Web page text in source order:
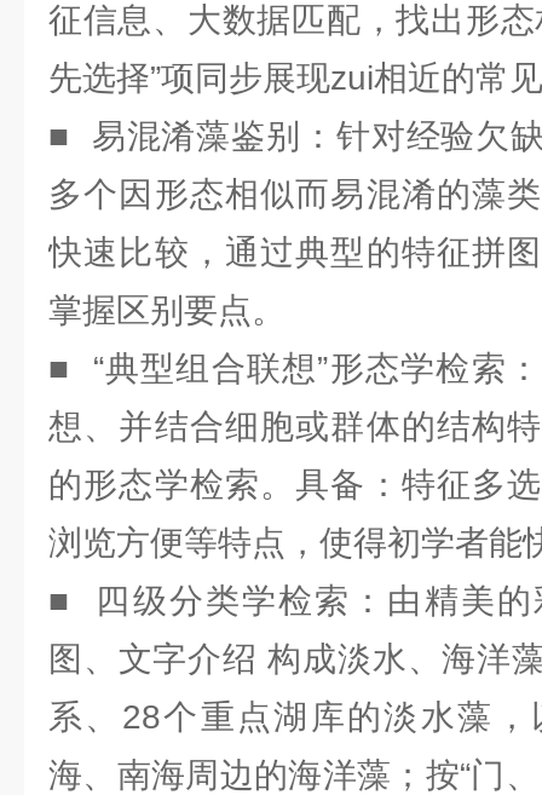
征信息、大数据匹配，找出形
先选择”项同步展现zui相近的常
■ 易混淆藻鉴别：针对经验欠
多个因形态相似而易混淆的藻
快速比较，通过典型的特征拼
掌握区别要点。
■ “典型组合联想”形态学检索
想、并结合细胞或群体的结构
的形态学检索。具备：特征多
浏览方便等特点，使得初学者能
■ 四级分类学检索：由精美的
图、文字介绍 构成淡水、海洋
系、28个重点湖库的淡水藻
海、南海周边的海洋藻；按“门